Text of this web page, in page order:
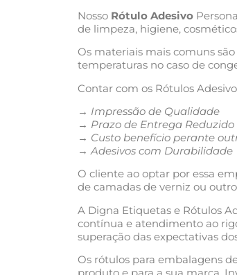
Nosso Rótulo Adesivo
de limpeza, higiene,
Os materiais mais comuns
temperaturas no caso de
Contar com os Rótulos
→ Impressão de Qualidade
→ Prazo de Entrega Reduzido
→ Custo benefício perante
→ Adesivos com Durabilidade
O cliente ao optar por essa
de camadas de verniz ou
A Digna Etiquetas e Rótulos
contínua e atendimento ao
superação das expectativas
Os rótulos para embalagens